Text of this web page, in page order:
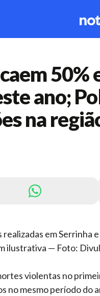
50%
ano;
na
em Serrinha
ilustrativa — Foto:
violentas no
no mesmo período do